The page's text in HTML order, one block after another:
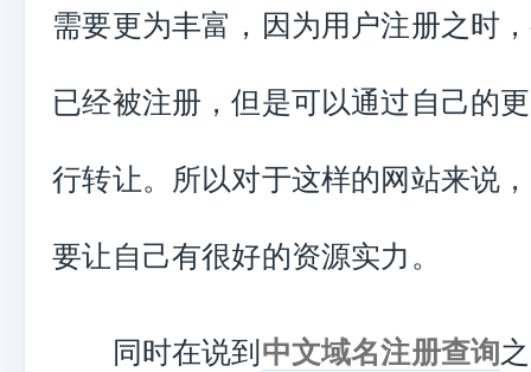
需要更为丰富，因为用户注册之时
已经被注册，但是可以通过自己的
行转让。所以对于这样的网站来说
要让自己有很好的资源实力。
同时在说到中文域名注册查询